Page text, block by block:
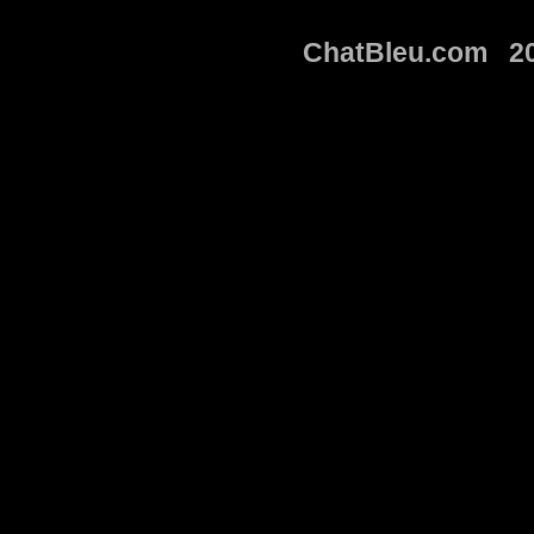
ChatBleu.com